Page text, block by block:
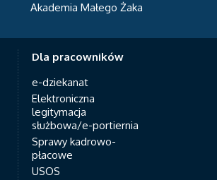
Centrum Sportowo-
Dla pracowników
e-dziekanat
Elektroniczna
legitymacja
służbowa/e-portiernia
Sprawy kadrowo-
płacowe
USOS